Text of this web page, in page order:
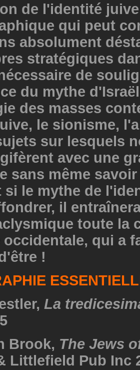
de l'identité
qui peut
absolument
stratégiques
de
du mythe
des masses
le sionisme,
sur lesquels
avec une
sans même
si le mythe de
il
toute la
qui a
!
La
Brook, The Jews
Littlefield Pub Inc